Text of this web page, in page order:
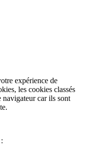
expérience de
les cookies classés
navigateur car ils sont